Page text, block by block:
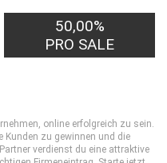
50,00%
PRO SALE
online erfolgreich zu sein.
Kunden zu gewinnen und die
verdienst du eine attraktive